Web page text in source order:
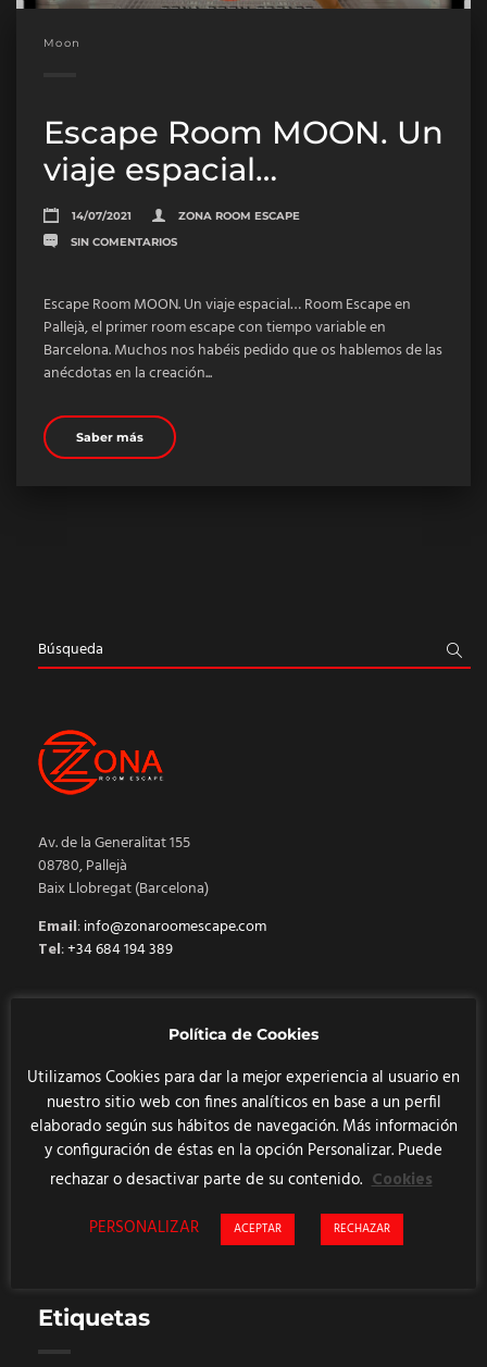
Moon
Escape Room MOON. Un
viaje espacial…
14/07/2021 ZONA ROOM ESCAPE
SIN COMENTARIOS
Escape Room MOON. Un viaje espacial… Room Escape en
Pallejà, el primer room escape con tiempo variable en
Barcelona. Muchos nos habéis pedido que os hablemos de las
anécdotas en la creación...
Saber más
Av. de la Generalitat 155
08780, Pallejà
Baix Llobregat (Barcelona)
Email:info@zonaroomescape.com
Tel:+34 684 194 389
LOGROS
NOTICIAS
SOBRE ZONA ROOM ESCAPE
Etiquetas
Política de Cookies
Utilizamos Cookies para dar la mejor experiencia al usuario en
nuestro sitio web con fines analíticos en base a un perfil
elaborado según sus hábitos de navegación. Más información
y configuración de éstas en la opción Personalizar. Puede
rechazar o desactivar parte de su contenido. Cookies
PERSONALIZAR
ACEPTAR RECHAZAR